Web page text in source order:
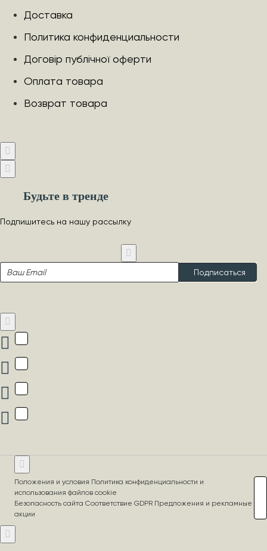
Доставка
Политика конфиденциальности
Договір публічної оферти
Оплата товара
Возврат товара
Будьте в тренде
Подпишитесь на нашу рассылку
Подписаться
Положения и условия Политика конфиденциальности и
использования файлов cookie
Безопасность сайта Соответствие GDPR Предложения и рекламные
акции